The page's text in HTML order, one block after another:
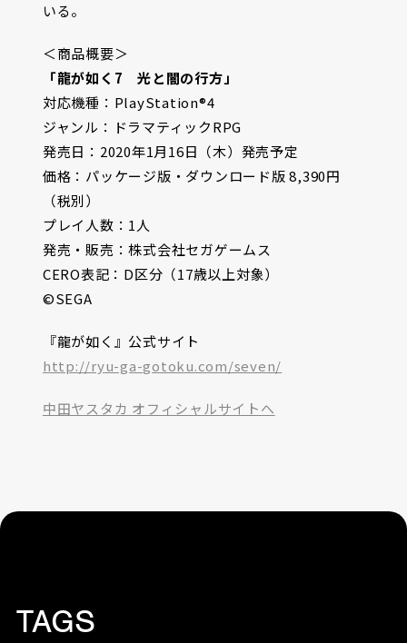
いる。
＜商品概要＞
「龍が如く7 光と闇の行方」
対応機種：PlayStation®4
ジャンル：ドラマティックRPG
発売日：2020年1月16日（木）発売予定
価格：パッケージ版・ダウンロード版 8,390円
（税別）
プレイ人数：1人
発売・販売：株式会社セガゲームス
CERO表記：D区分（17歳以上対象）
©SEGA
『龍が如く』公式サイト
http://ryu-ga-gotoku.com/seven/
中田ヤスタカ オフィシャルサイトへ
TAGS